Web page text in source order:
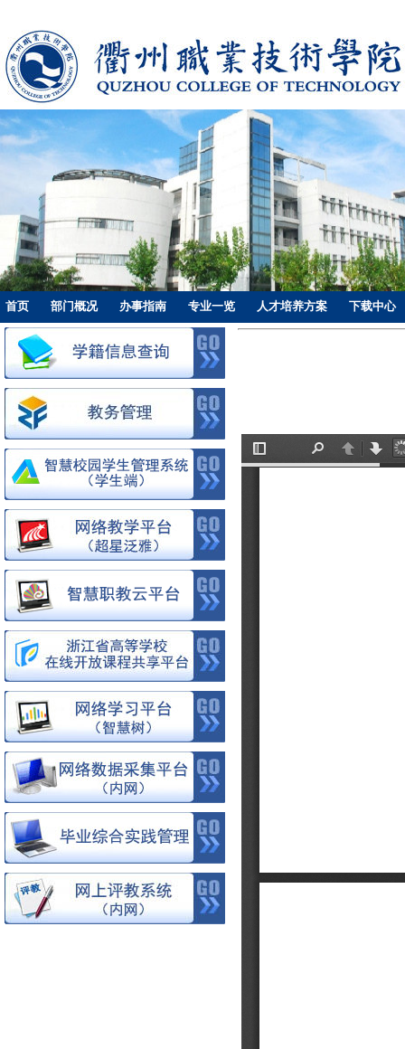
首页 部门概况 办事指南 专业一览 人才培养方案 下载中心